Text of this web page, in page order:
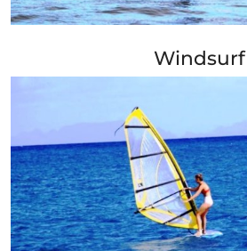
Windsurf